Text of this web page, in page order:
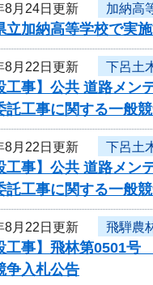
8月24日更新 加納高
立加納高等学校で実
8月22日更新 下呂土
工事】公共 道路メ
託工事に関する一般
8月22日更新 下呂土
工事】公共 道路メ
託工事に関する一般
8月22日更新 飛騨農
工事】飛林第0501
争入札公告